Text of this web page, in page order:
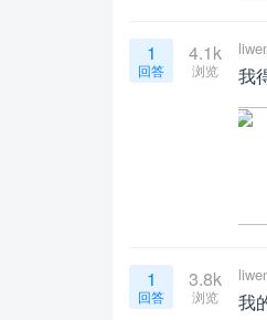
1
回答
4.1k
浏览 我
1
回答
3.8k
浏览 我